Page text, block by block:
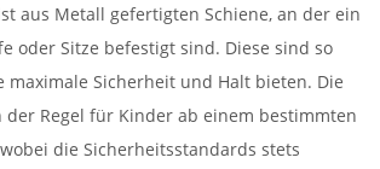
aus Metall gefertigten Schiene, an der ein
oder Sitze befestigt sind. Diese sind so
maximale Sicherheit und Halt bieten. Die
Regel für Kinder ab einem bestimmten
die Sicherheitsstandards stets